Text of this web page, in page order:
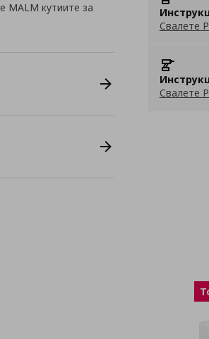
Свалете
Свалете
MALM кутиите за